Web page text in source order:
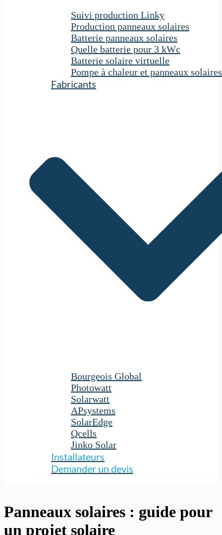
Suivi production Linky
Production panneaux solaires
Batterie panneaux solaires
Quelle batterie pour 3 kWc
Batterie solaire virtuelle
Pompe à chaleur et panneaux solaires
Fabricants
Bourgeois Global
Photowatt
Solarwatt
APsystems
SolarEdge
Qcells
Jinko Solar
Installateurs
Demander un devis
Panneaux solaires : guide pour
un projet solaire